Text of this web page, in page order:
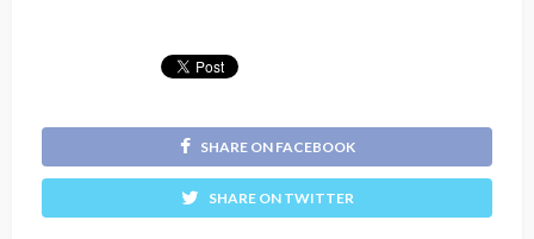
SHARE ON FACEBOOK
SHARE ON TWITTER